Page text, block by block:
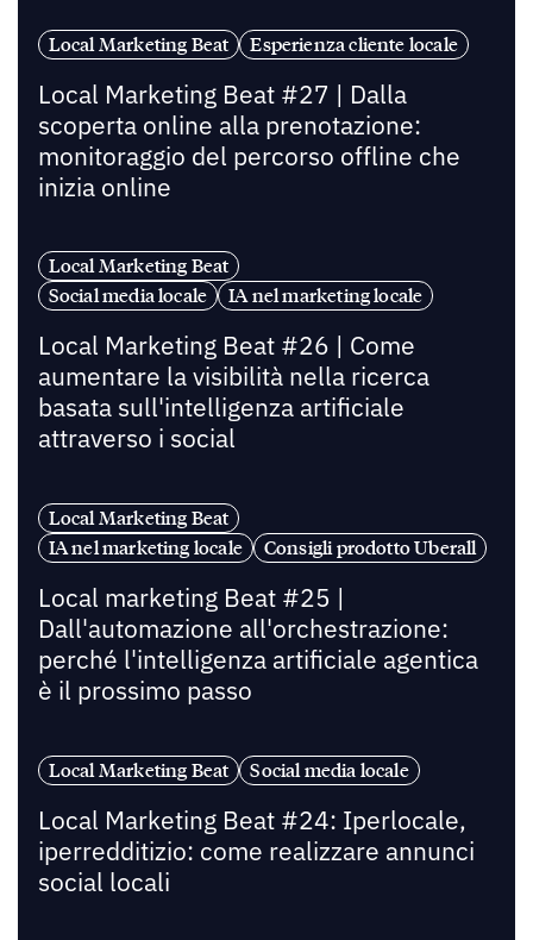
Local Marketing Beat Esperienza cliente locale
Local Marketing Beat #27 | Dalla
scoperta online alla prenotazione:
monitoraggio del percorso offline che
inizia online
Local Marketing Beat
Social media locale
IA nel marketing locale
Local Marketing Beat #26 | Come
aumentare la visibilità nella ricerca
basata sull'intelligenza artificiale
attraverso i social
Local Marketing Beat
IA nel marketing locale
Consigli prodotto Uberall
Local marketing Beat #25 |
Dall'automazione all'orchestrazione:
perché l'intelligenza artificiale agentica
è il prossimo passo
Local Marketing Beat Social media locale
Local Marketing Beat #24: Iperlocale,
iperredditizio: come realizzare annunci
social locali